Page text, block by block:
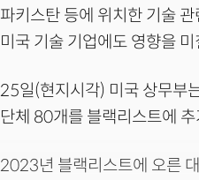
파키스탄 등에 위치한 기술
미국 기술 기업에도 영향을
25일(현지시각) 미국 상무부
단체 80개를 블랙리스트에
2023년 블랙리스트에 오른